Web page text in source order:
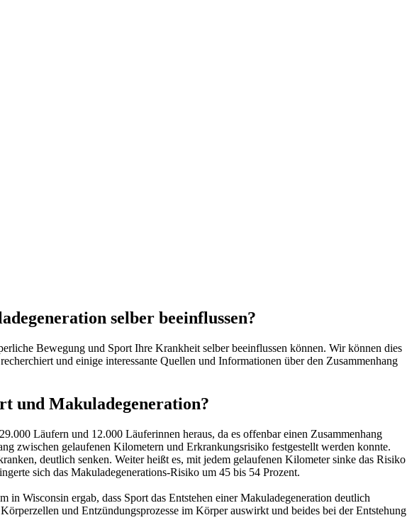
selber beeinflussen?
Bewegung und Sport Ihre Krankheit selber beeinflussen können. Wir können dies
und einige interessante Quellen und Informationen über den Zusammenhang
und Makuladegeneration?
Läufern und 12.000 Läuferinnen heraus, da es offenbar einen Zusammenhang
zwischen gelaufenen Kilometern und Erkrankungsrisiko festgestellt werden konnte.
deutlich senken. Weiter heißt es, mit jedem gelaufenen Kilometer sinke das Risiko
sich das Makuladegenerations-Risiko um 45 bis 54 Prozent.
Wisconsin ergab, dass Sport das Entstehen einer Makuladegeneration deutlich
und Entzündungsprozesse im Körper auswirkt und beides bei der Entstehung